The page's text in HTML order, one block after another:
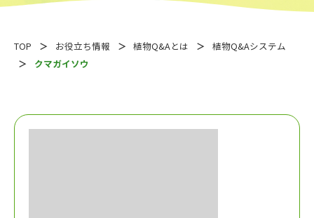
TOP お役立ち情報 植物Q&Aとは
植物Q&Aシステム
クマガイソウ